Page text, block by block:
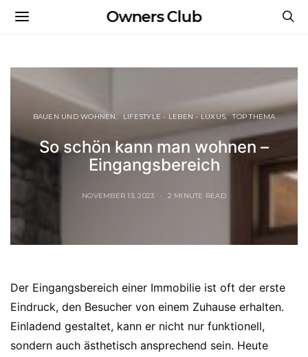
Owners Club
BAUEN UND WOHNEN LIFESTYLE - LEBEN - LUXUS TOP THEMA
So schön kann man wohnen –
Eingangsbereich
NOVEMBER 13, 2023 2 MINUTE READ
Der Eingangsbereich einer Immobilie ist oft der erste
Eindruck, den Besucher von einem Zuhause erhalten.
Einladend gestaltet, kann er nicht nur funktionell,
sondern auch ästhetisch ansprechend sein. Heute